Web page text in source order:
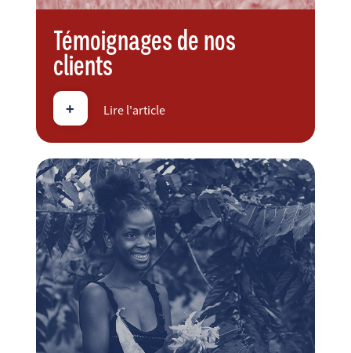
Témoignages de nos
clients
+ Lire l'article